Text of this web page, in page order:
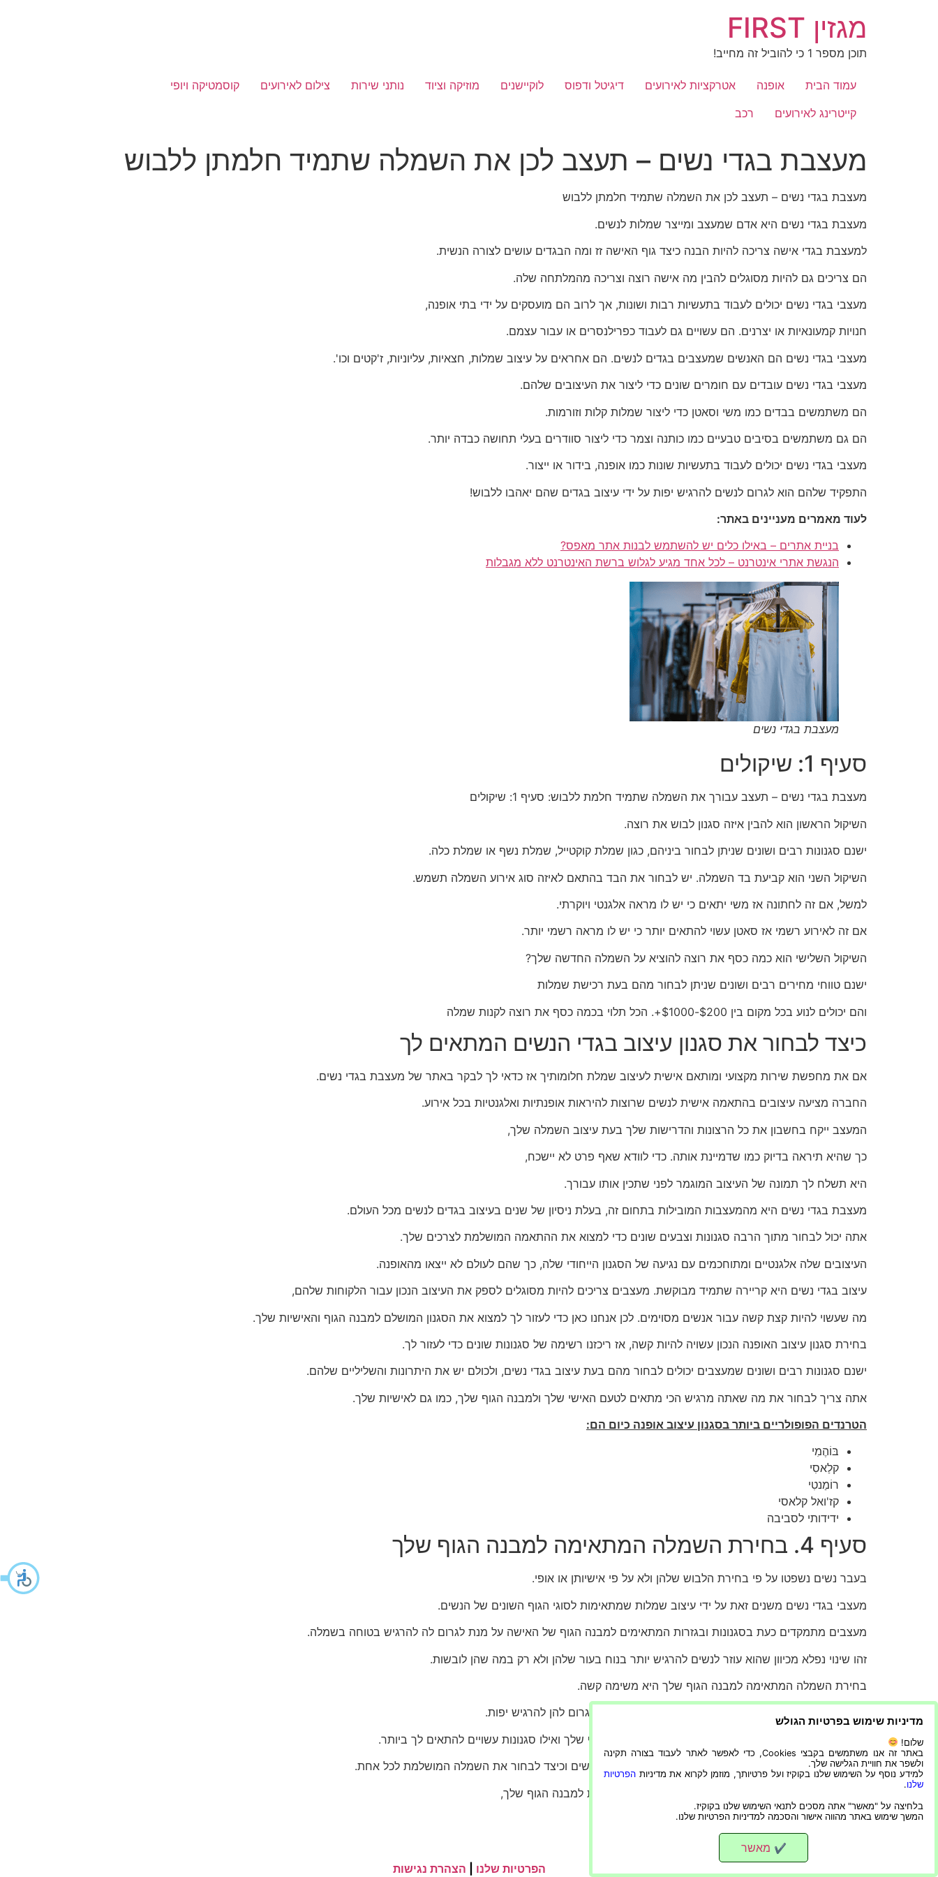
מגזין FIRST
תוכן מספר 1 כי להוביל זה מחייב!
עמוד הבית אופנה אטרקציות לאירועים דיגיטל ודפוס לוקיישנים מוזיקה וציוד נותני שירות צילום לאירועים
קוסמטיקה ויופי
קייטרינג לאירועים
רכב
מעצבת בגדי נשים – תעצב לכן את השמלה שתמיד חלמתן ללבוש
מעצבת בגדי נשים – תעצב לכן את השמלה שתמיד חלמתן ללבוש
מעצבת בגדי נשים היא אדם שמעצב ומייצר שמלות לנשים.
למעצבת בגדי אישה צריכה להיות הבנה כיצד גוף האישה זז ומה הבגדים עושים לצורה הנשית.
הם צריכים גם להיות מסוגלים להבין מה אישה רוצה וצריכה מהמלתחה שלה.
מעצבי בגדי נשים יכולים לעבוד בתעשיות רבות ושונות, אך לרוב הם מועסקים על ידי בתי אופנה,
חנויות קמעונאיות או יצרנים. הם עשויים גם לעבוד כפרילנסרים או עבור עצמם.
מעצבי בגדי נשים הם האנשים שמעצבים בגדים לנשים. הם אחראים על עיצוב שמלות, חצאיות, עליוניות, ז'קטים וכו'.
מעצבי בגדי נשים עובדים עם חומרים שונים כדי ליצור את העיצובים שלהם.
הם משתמשים בבדים כמו משי וסאטן כדי ליצור שמלות קלות וזורמות.
הם גם משתמשים בסיבים טבעיים כמו כותנה וצמר כדי ליצור סוודרים בעלי תחושה כבדה יותר.
מעצבי בגדי נשים יכולים לעבוד בתעשיות שונות כמו אופנה, בידור או ייצור.
התפקיד שלהם הוא לגרום לנשים להרגיש יפות על ידי עיצוב בגדים שהם יאהבו ללבוש!
לעוד מאמרים מעניינים באתר:
בניית אתרים – באילו כלים יש להשתמש לבנות אתר מאפס?
הנגשת אתרי אינטרנט – לכל אחד מגיע לגלוש ברשת האינטרנט ללא מגבלות
מעצבת בגדי נשים
סעיף 1: שיקולים
מעצבת בגדי נשים – תעצב עבורך את השמלה שתמיד חלמת ללבוש: סעיף 1: שיקולים
השיקול הראשון הוא להבין איזה סגנון לבוש את רוצה.
ישנם סגנונות רבים ושונים שניתן לבחור ביניהם, כגון שמלת קוקטייל, שמלת נשף או שמלת כלה.
השיקול השני הוא קביעת בד השמלה. יש לבחור את הבד בהתאם לאיזה סוג אירוע השמלה תשמש.
למשל, אם זה לחתונה אז משי יתאים כי יש לו מראה אלגנטי ויוקרתי.
אם זה לאירוע רשמי אז סאטן עשוי להתאים יותר כי יש לו מראה רשמי יותר.
השיקול השלישי הוא כמה כסף את רוצה להוציא על השמלה החדשה שלך?
ישנם טווחי מחירים רבים ושונים שניתן לבחור מהם בעת רכישת שמלות
והם יכולים לנוע בכל מקום בין $200-$1000+. הכל תלוי בכמה כסף את רוצה לקנות שמלה
כיצד לבחור את סגנון עיצוב בגדי הנשים המתאים לך
אם את מחפשת שירות מקצועי ומותאם אישית לעיצוב שמלת חלומותיך אז כדאי לך לבקר באתר של מעצבת בגדי נשים.
החברה מציעה עיצובים בהתאמה אישית לנשים שרוצות להיראות אופנתיות ואלגנטיות בכל אירוע.
המעצב ייקח בחשבון את כל הרצונות והדרישות שלך בעת עיצוב השמלה שלך,
כך שהיא תיראה בדיוק כמו שדמיינת אותה. כדי לוודא שאף פרט לא יישכח,
היא תשלח לך תמונה של העיצוב המוגמר לפני שתכין אותו עבורך.
מעצבת בגדי נשים היא מהמעצבות המובילות בתחום זה, בעלת ניסיון של שנים בעיצוב בגדים לנשים מכל העולם.
אתה יכול לבחור מתוך הרבה סגנונות וצבעים שונים כדי למצוא את ההתאמה המושלמת לצרכים שלך.
העיצובים שלה אלגנטיים ומתוחכמים עם נגיעה של הסגנון הייחודי שלה, כך שהם לעולם לא ייצאו מהאופנה.
עיצוב בגדי נשים היא קריירה שתמיד מבוקשת. מעצבים צריכים להיות מסוגלים לספק את העיצוב הנכון עבור הלקוחות שלהם,
מה שעשוי להיות קצת קשה עבור אנשים מסוימים. לכן אנחנו כאן כדי לעזור לך למצוא את הסגנון המושלם למבנה הגוף והאישיות שלך.
בחירת סגנון עיצוב האופנה הנכון עשויה להיות קשה, אז ריכזנו רשימה של סגנונות שונים כדי לעזור לך.
ישנם סגנונות רבים ושונים שמעצבים יכולים לבחור מהם בעת עיצוב בגדי נשים, ולכולם יש את היתרונות והשליליים שלהם.
אתה צריך לבחור את מה שאתה מרגיש הכי מתאים לטעם האישי שלך ולמבנה הגוף שלך, כמו גם לאישיות שלך.
הטרנדים הפופולריים ביותר בסגנון עיצוב אופנה כיום הם:
בּוֹהֶמִי
קלַאסִי
רוֹמַנטִי
קז'ואל קלאסי
ידידותי לסביבה
סעיף 4. בחירת השמלה המתאימה למבנה הגוף שלך
בעבר נשים נשפטו על פי בחירת הלבוש שלהן ולא על פי אישיותן או אופי.
מעצבי בגדי נשים משנים זאת על ידי עיצוב שמלות שמתאימות לסוגי הגוף השונים של הנשים.
מעצבים מתמקדים כעת בסגנונות ובגזרות המתאימים למבנה הגוף של האישה על מנת לגרום לה להרגיש בטוחה בשמלה.
זהו שינוי נפלא מכיוון שהוא עוזר לנשים להרגיש יותר בנוח בעור שלהן ולא רק במה שהן לובשות.
בחירת השמלה המתאימה למבנה הגוף שלך היא משימה קשה.
הרבה נשים מתקשות למצוא שמלה שתחמיא למבנה גופן ותגרום להן להרגיש יפות.
תהליך בחירת השמלה המושלמת מתחיל בהבנת מבנה הגוף שלך ואילו סגנונות עשויים להתאים לך ביותר.
בחלק זה נעבור על כמה מהגזרות הפופולריות ביותר בבגדי נשים וכיצד לבחור את השמלה המושלמת לכל אחת.
שמתאימות למבנה הגוף שלך,
כך שתוכלי למצוא אחת שמתאימה לך בצורה מושלמת.
הפרטיות שלנו הצהרת נגישות
מדיניות שימוש בפרטיות הגולש
שלום!
באתר זה אנו משתמשים בקבצי Cookies, כדי לאפשר לאתר לעבוד בצורה תקינה
ולשפר את חוויית הגלישה שלך.
למידע נוסף על השימוש שלנו בקוקיז ועל פרטיותך, מוזמן לקרוא את מדיניות הפרטיות
שלנו.
בלחיצה על "מאשר" אתה מסכים לתנאי השימוש שלנו בקוקיז.
המשך שימוש באתר מהווה אישור והסכמה למדיניות הפרטיות שלנו.
✔ מאשר